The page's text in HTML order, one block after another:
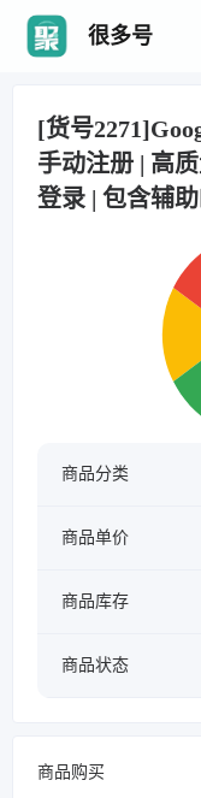
很多号
[货号
手动注册 | 高
登录 | 包含辅
商品分类
商品单价
商品库存
商品状态
商品购买